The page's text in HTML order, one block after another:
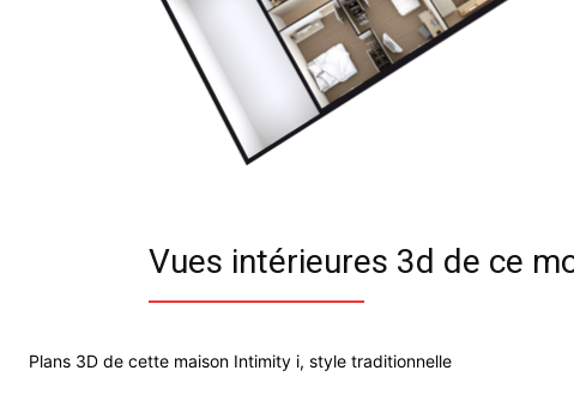
Vues intérieures 3d de ce
Plans 3D de cette maison Intimity i, style traditionnelle